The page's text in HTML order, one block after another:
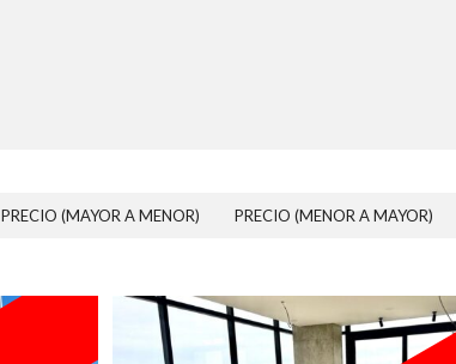
PRECIO (MAYOR A MENOR) PRECIO (MENOR A MAYOR)